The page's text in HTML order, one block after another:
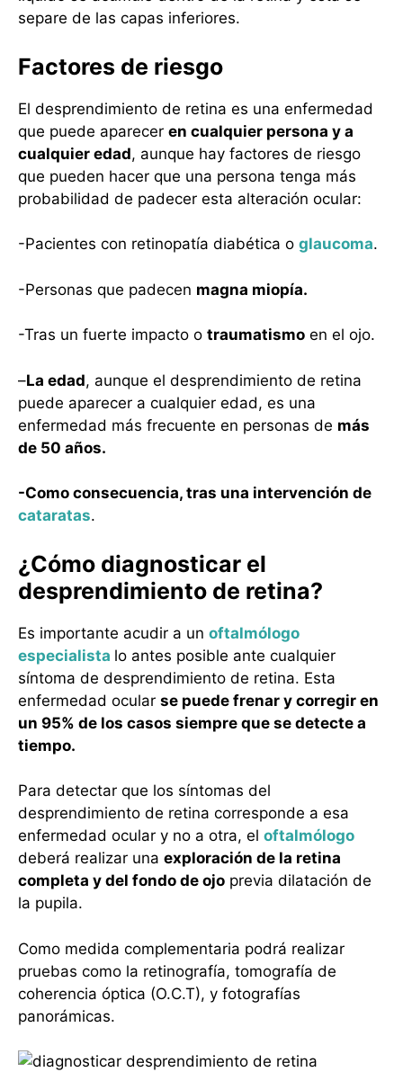
separe de las capas inferiores.
Factores de riesgo
El desprendimiento de retina es una enfermedad
que puede aparecer en cualquier persona y a
cualquier edad, aunque hay factores de riesgo
que pueden hacer que una persona tenga más
probabilidad de padecer esta alteración ocular:
-Pacientes con retinopatía diabética o glaucoma.
-Personas que padecen magna miopía.
-Tras un fuerte impacto o traumatismo en el ojo.
–La edad, aunque el desprendimiento de retina
puede aparecer a cualquier edad, es una
enfermedad más frecuente en personas de más
de 50 años.
-Como consecuencia, tras una intervención de
cataratas.
¿Cómo diagnosticar el
desprendimiento de retina?
Es importante acudir a un oftalmólogo
especialista lo antes posible ante cualquier
síntoma de desprendimiento de retina. Esta
enfermedad ocular se puede frenar y corregir en
un 95% de los casos siempre que se detecte a
tiempo.
Para detectar que los síntomas del
desprendimiento de retina corresponde a esa
enfermedad ocular y no a otra, el oftalmólogo
deberá realizar una exploración de la retina
completa y del fondo de ojo previa dilatación de
la pupila.
Como medida complementaria podrá realizar
pruebas como la retinografía, tomografía de
coherencia óptica (O.C.T), y fotografías
panorámicas.